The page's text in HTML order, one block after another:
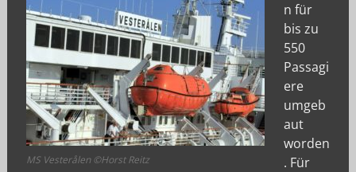
MS Vesterålen ©Horst Reitz
n für
bis zu
550
Passagi
ere
umgeb
aut
worden
. Für